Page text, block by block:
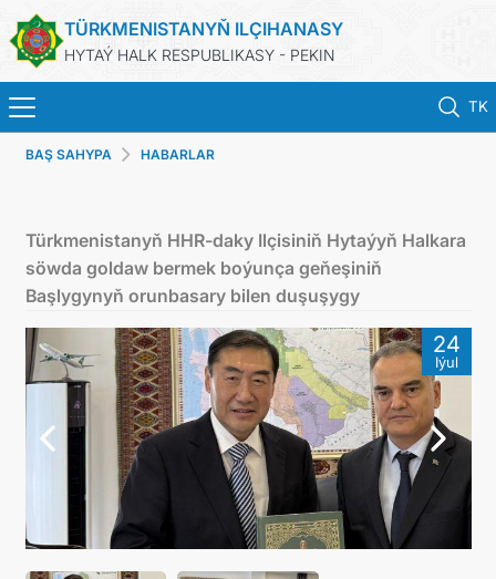
TÜRKMENISTANYŇ ILÇIHANASY
HYTAÝ HALK RESPUBLIKASY - PEKIN
TK
BAŞ SAHYPA
TÜRKMENISTAN
KONSULLYK HYZMATLARY
DIM
ARAGATNAŞYK
BAŞ SAHYPA HABARLAR
Türkmenistanyň HHR-daky Ilçisiniň Hytaýyň Halkara
söwda goldaw bermek boýunça geňeşiniň
Başlygynyň orunbasary bilen duşuşygy
24
Iýul